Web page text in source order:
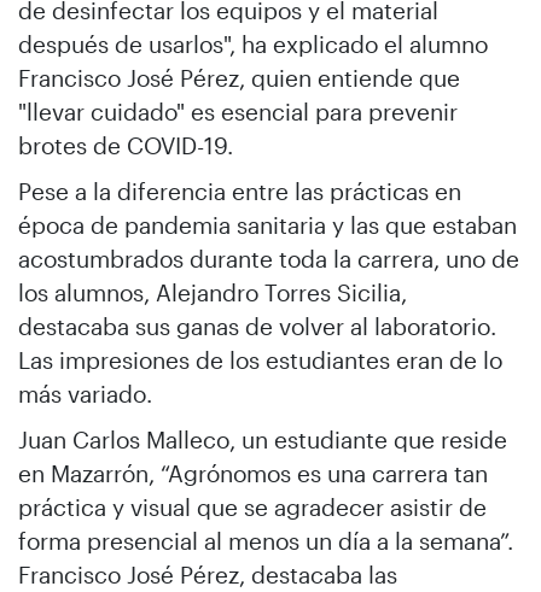
de desinfectar los equipos y el material
después de usarlos", ha explicado el alumno
Francisco José Pérez, quien entiende que
"llevar cuidado" es esencial para prevenir
brotes de COVID-19.
Pese a la diferencia entre las prácticas en
época de pandemia sanitaria y las que estaban
acostumbrados durante toda la carrera, uno de
los alumnos, Alejandro Torres Sicilia,
destacaba sus ganas de volver al laboratorio.
Las impresiones de los estudiantes eran de lo
más variado.
Juan Carlos Malleco, un estudiante que reside
en Mazarrón, “Agrónomos es una carrera tan
práctica y visual que se agradecer asistir de
forma presencial al menos un día a la semana”.
Francisco José Pérez, destacaba las